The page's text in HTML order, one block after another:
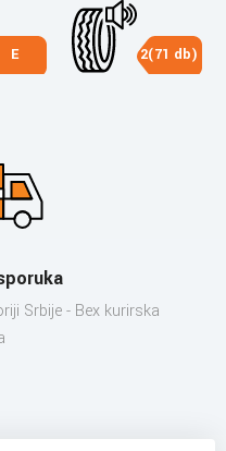
E 2(71 db)
Srbije - Bex kurirska